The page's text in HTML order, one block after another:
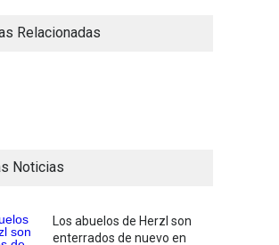
Relacionadas
Noticias
Los abuelos de Herzl son
enterrados de nuevo en